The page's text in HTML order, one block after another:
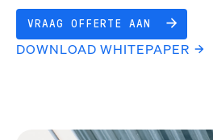
VRAAG OFFERTE AAN
DOWNLOAD WHITEPAPER